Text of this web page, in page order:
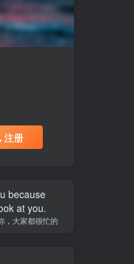
注册
because
at you.
，大家都很忙的